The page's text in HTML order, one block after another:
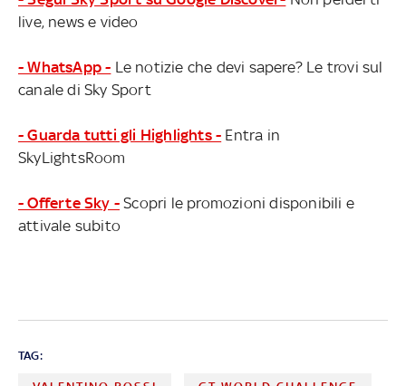
live, news e video
- WhatsApp - Le notizie che devi sapere? Le trovi sul
canale di Sky Sport
- Guarda tutti gli Highlights - Entra in
SkyLightsRoom
- Offerte Sky - Scopri le promozioni disponibili e
attivale subito
TAG: